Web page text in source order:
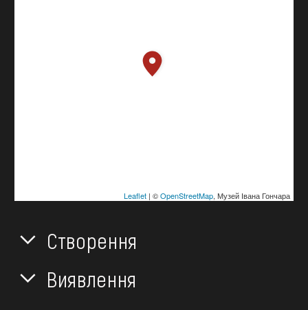
Leaflet| ©OpenStreetMap, Музей Івана Гончара
Створення
Виявлення